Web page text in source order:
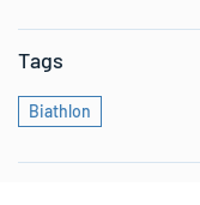
Tags
Biathlon